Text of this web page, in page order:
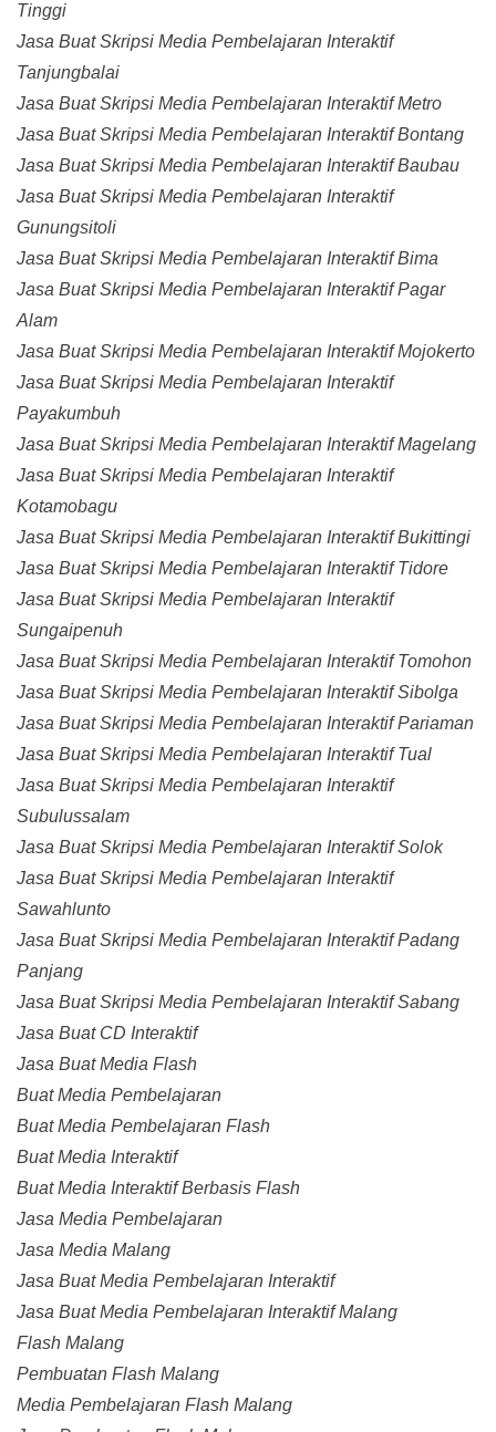
Tinggi
Jasa Buat Skripsi Media Pembelajaran Interaktif
Tanjungbalai
Jasa Buat Skripsi Media Pembelajaran Interaktif Metro
Jasa Buat Skripsi Media Pembelajaran Interaktif Bontang
Jasa Buat Skripsi Media Pembelajaran Interaktif Baubau
Jasa Buat Skripsi Media Pembelajaran Interaktif
Gunungsitoli
Jasa Buat Skripsi Media Pembelajaran Interaktif Bima
Jasa Buat Skripsi Media Pembelajaran Interaktif Pagar
Alam
Jasa Buat Skripsi Media Pembelajaran Interaktif Mojokerto
Jasa Buat Skripsi Media Pembelajaran Interaktif
Payakumbuh
Jasa Buat Skripsi Media Pembelajaran Interaktif Magelang
Jasa Buat Skripsi Media Pembelajaran Interaktif
Kotamobagu
Jasa Buat Skripsi Media Pembelajaran Interaktif Bukittingi
Jasa Buat Skripsi Media Pembelajaran Interaktif Tidore
Jasa Buat Skripsi Media Pembelajaran Interaktif
Sungaipenuh
Jasa Buat Skripsi Media Pembelajaran Interaktif Tomohon
Jasa Buat Skripsi Media Pembelajaran Interaktif Sibolga
Jasa Buat Skripsi Media Pembelajaran Interaktif Pariaman
Jasa Buat Skripsi Media Pembelajaran Interaktif Tual
Jasa Buat Skripsi Media Pembelajaran Interaktif
Subulussalam
Jasa Buat Skripsi Media Pembelajaran Interaktif Solok
Jasa Buat Skripsi Media Pembelajaran Interaktif
Sawahlunto
Jasa Buat Skripsi Media Pembelajaran Interaktif Padang
Panjang
Jasa Buat Skripsi Media Pembelajaran Interaktif Sabang
Jasa Buat CD Interaktif
Jasa Buat Media Flash
Buat Media Pembelajaran
Buat Media Pembelajaran Flash
Buat Media Interaktif
Buat Media Interaktif Berbasis Flash
Jasa Media Pembelajaran
Jasa Media Malang
Jasa Buat Media Pembelajaran Interaktif
Jasa Buat Media Pembelajaran Interaktif Malang
Flash Malang
Pembuatan Flash Malang
Media Pembelajaran Flash Malang